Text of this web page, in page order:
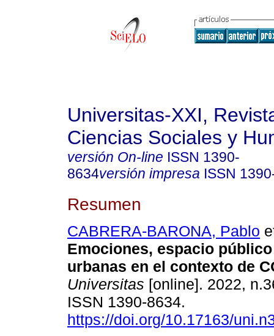
Universitas-XXI,
Ciencias Sociales y
versión On-line ISSN 1390-
8634versión impresa ISSN
Resumen
CABRERA-BARONA, Pablo
Emociones, espacio
urbanas en el contexto de
Universitas [online]. 2022,
ISSN 1390-8634.
https://doi.org/10.17163/